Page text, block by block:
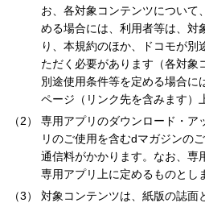
お、各対象コンテンツについて
める場合には、利用者等は、対
り、本規約のほか、ドコモが別
ただく必要があります（各対象
別途使用条件等を定める場合に
ページ（リンク先を含みます）
専用アプリのダウンロード・ア
リのご使用を含むdマガジンの
通信料がかかります。なお、専
専用アプリ上に定めるものとし
対象コンテンツは、紙版の誌面